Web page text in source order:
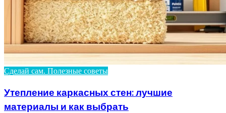
Сделай сам. Полезные советы
Утепление каркасных стен: лучшие
материалы и как выбрать